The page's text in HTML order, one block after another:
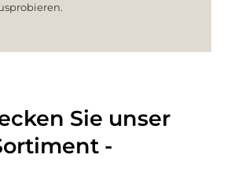
Sie unser
-